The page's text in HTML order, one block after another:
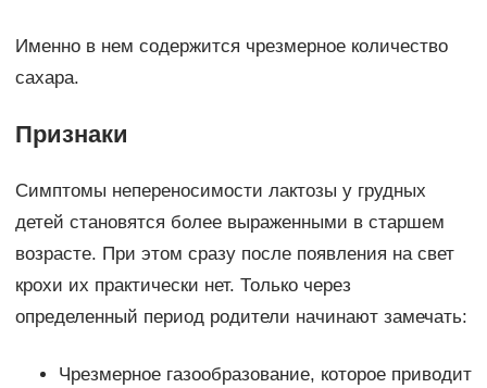
Именно в нем содержится чрезмерное количество
сахара.
Признаки
Симптомы непереносимости лактозы у грудных
детей становятся более выраженными в старшем
возрасте. При этом сразу после появления на свет
крохи их практически нет. Только через
определенный период родители начинают замечать:
Чрезмерное газообразование, которое приводит